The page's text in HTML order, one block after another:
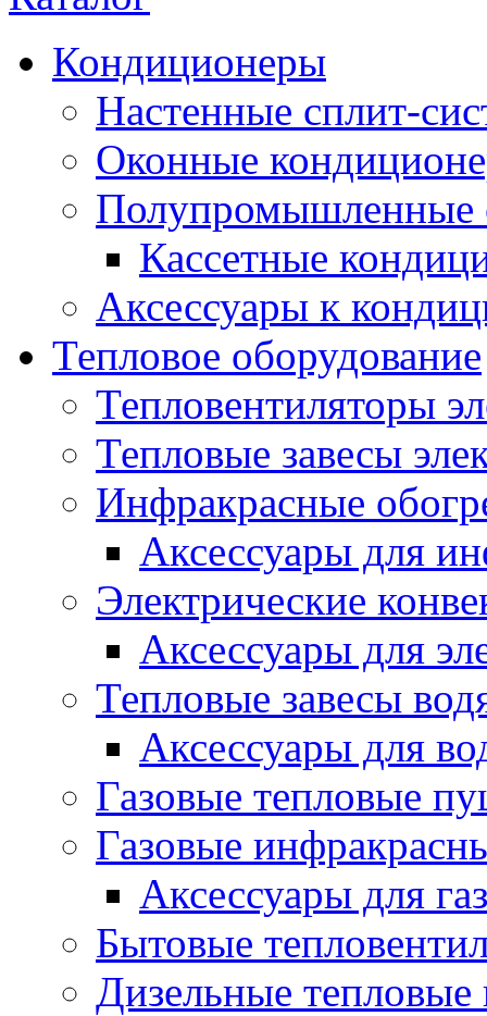
Кондиционеры
Настенные сплит-
Оконные
Полупромышленные
Кассетные
Аксессуары к
Тепловое оборудование
Тепловентиляторы
Тепловые завесы
Инфракрасные
Аксессуары для
Электрические
Аксессуары для
Тепловые завесы
Аксессуары для
Газовые тепловые
Газовые
Аксессуары для
Бытовые
Дизельные